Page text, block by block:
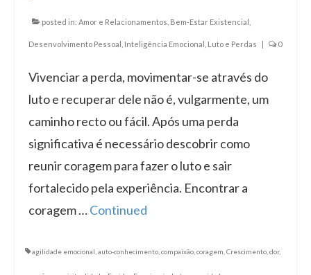
posted in: Amor e Relacionamentos Bem-Estar Existencial
Desenvolvimento Pessoal Inteligência Emocional Luto e Perdas | 0
Vivenciar a perda, movimentar-se através do
luto e recuperar dele não é, vulgarmente, um
caminho recto ou fácil. Após uma perda
significativa é necessário descobrir como
reunir coragem para fazer o luto e sair
fortalecido pela experiência. Encontrar a
coragem …Continued
agilidade emocional auto-conhecimento compaixão coragem Crescimento dor,